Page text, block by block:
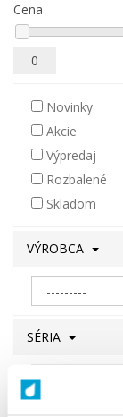
Cena
Novinky
Akcie
Výpredaj
Rozbalené
Skladom
VÝROBCA
SÉRIA